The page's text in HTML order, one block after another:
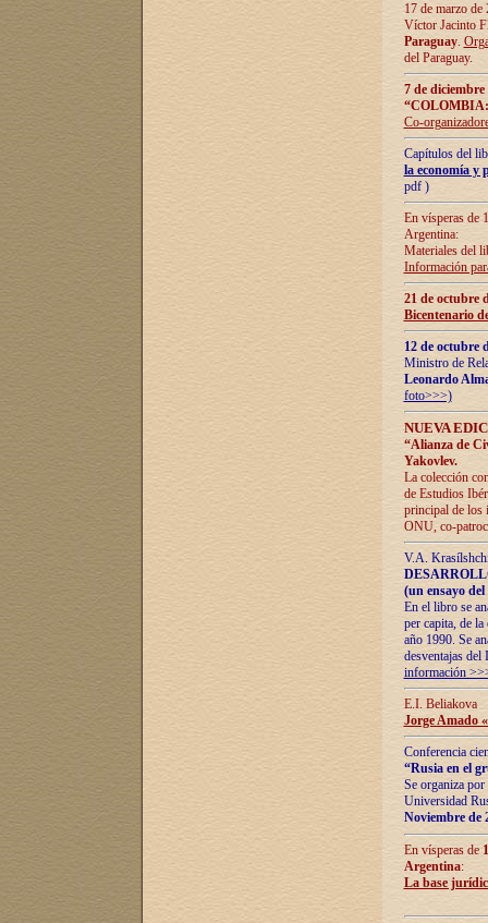
17 de marzo
Víctor Jacinto
Paraguay.
del Paraguay.
7 de
Co-
Capítulos del
la economía y
pdf )
En vísperas de
Argentina:
Materiales del
Información
21 de octubre
Bicentenario
12 de octubre
Ministro de
Leonardo
foto>>>)
NUEVA
“Alianza de
Yakovlev.
La colección
de Estudios
principal de los
ONU, co-
V.A.
(un ensayo
En el libro se
per capita, de
año 1990. Se
desventajas
información
E.I. Beliakova
Jorge Amado
Conferencia
“Rusia en el
Se organiza
Universidad
Noviembre de
En vísperas de
Argentina:
La base